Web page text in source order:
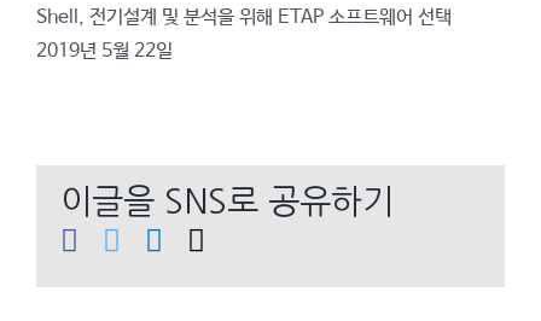
Shell, 전기설계 및 분석을 위해 ETAP 소프트웨어 선택
2019년 5월 22일
이글을 SNS로 공유하기
Facebook
TwitterLinkedIn